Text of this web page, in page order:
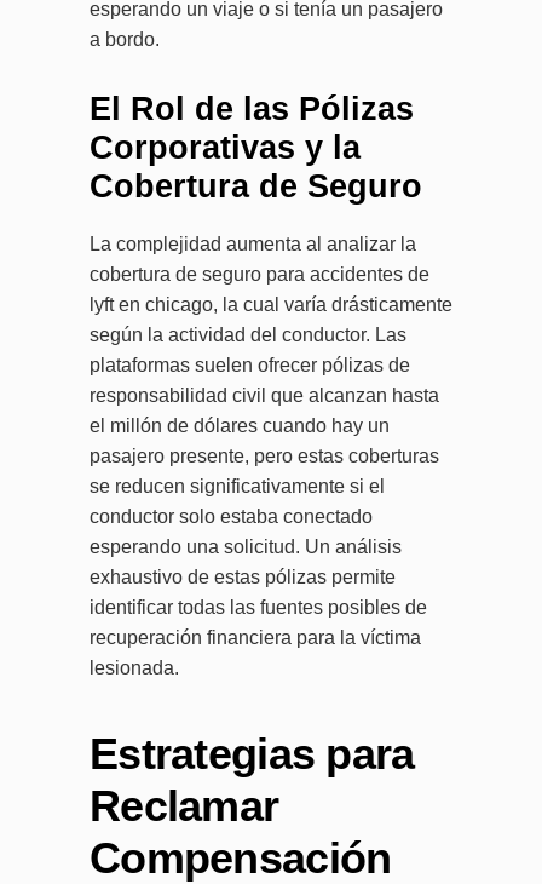
esperando un viaje o si tenía un pasajero
a bordo.
El Rol de las Pólizas
Corporativas y la
Cobertura de Seguro
La complejidad aumenta al analizar la
cobertura de seguro para accidentes de
lyft en chicago, la cual varía drásticamente
según la actividad del conductor. Las
plataformas suelen ofrecer pólizas de
responsabilidad civil que alcanzan hasta
el millón de dólares cuando hay un
pasajero presente, pero estas coberturas
se reducen significativamente si el
conductor solo estaba conectado
esperando una solicitud. Un análisis
exhaustivo de estas pólizas permite
identificar todas las fuentes posibles de
recuperación financiera para la víctima
lesionada.
Estrategias para
Reclamar
Compensación